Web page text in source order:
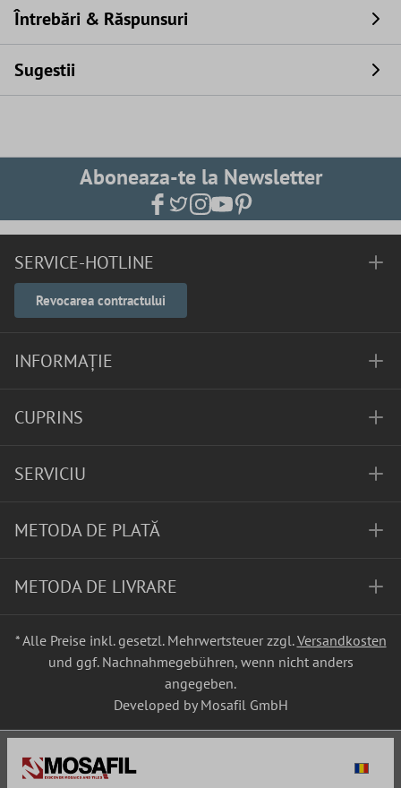
Întrebări & Răspunsuri
Sugestii
Aboneaza-te la Newsletter
SERVICE-HOTLINE
Revocarea contractului
INFORMAȚIE
CUPRINS
SERVICIU
METODA DE PLATĂ
METODA DE LIVRARE
* Alle Preise inkl. gesetzl. Mehrwertsteuer zzgl.Versandkosten
und ggf. Nachnahmegebühren, wenn nicht anders
angegeben.
Developed by Mosafil GmbH